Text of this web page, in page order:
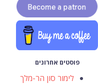
פוסטים אחרונים
לימור סון הר-מלך